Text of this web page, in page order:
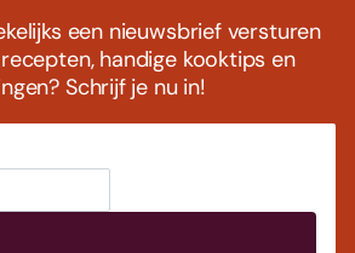
een nieuwsbrief versturen
handige kooktips en
Schrijf je nu in!